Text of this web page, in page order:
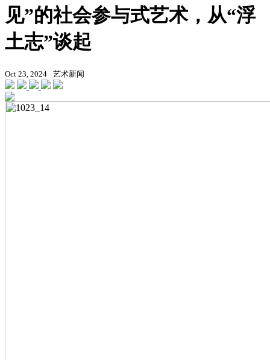
见”的社会参与式艺术，从“浮
土志”谈起
Oct 23, 2024 艺术新闻